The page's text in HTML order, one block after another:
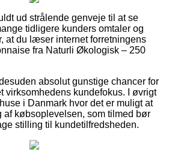
ud strålende genveje til at se
tidligere kunders omtaler og
at du læser internet forretningens
fra Naturli Økologisk – 250
absolut gunstige chancer for
virksomhedens kundefokus. I øvrigt
i Danmark hvor det er muligt at
af købsoplevelsen, som tilmed bør
stilling til kundetilfredsheden.